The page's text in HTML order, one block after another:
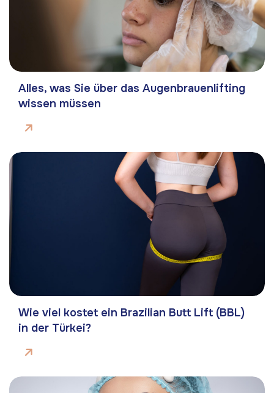
Alles, was Sie über das Augenbrauenlifting
wissen müssen
Wie viel kostet ein Brazilian Butt Lift (BBL)
in der Türkei?